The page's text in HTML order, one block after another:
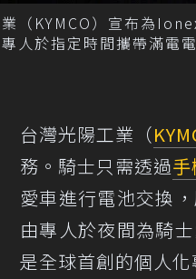
（KYMCO）宣布為
人於指定時間攜帶滿電
台灣光陽工業（
務。騎士只需透過手
愛車進行電池交換
由專人於夜間為騎
是全球首創的個人